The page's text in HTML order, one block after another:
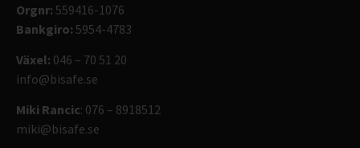
Orgnr: 559416-1076
Bankgiro: 5954-4783
Växel: 046 – 70 51 20
info@bisafe.se
Miki Rancic: 076 – 8918512
miki@bisafe.se